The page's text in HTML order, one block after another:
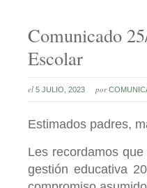
Comunicado
Escolar
el 5 JULIO, 2023 por
Estimados padres,
Les recordamos
gestión educativa